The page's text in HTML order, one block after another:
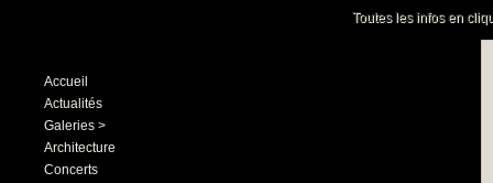
Accueil
Actualités
Galeries >
Architecture
Concerts
Toutes les infos en